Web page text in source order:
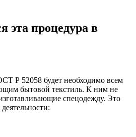
эта процедура в
Р 52058 будет необходимо всем
бытовой текстиль. К ним не
спецодежду. Это